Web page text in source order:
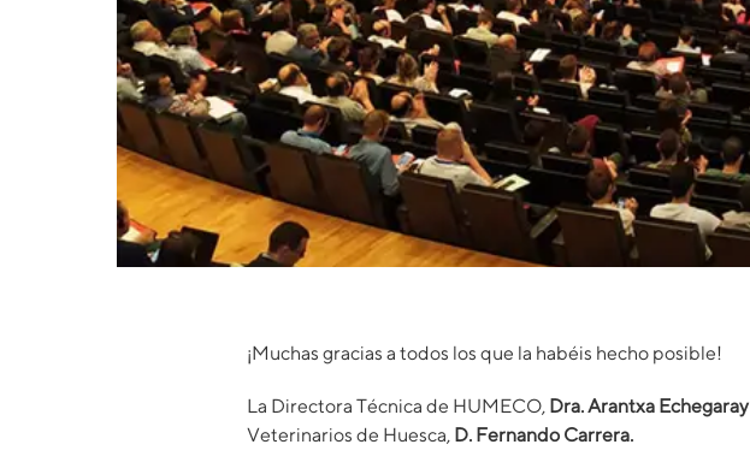
¡Muchas gracias a todos los que la habéis hecho posible!
La Directora Técnica de HUMECO, Dra. Arantxa Echegaray
Veterinarios de Huesca, D. Fernando Carrera.